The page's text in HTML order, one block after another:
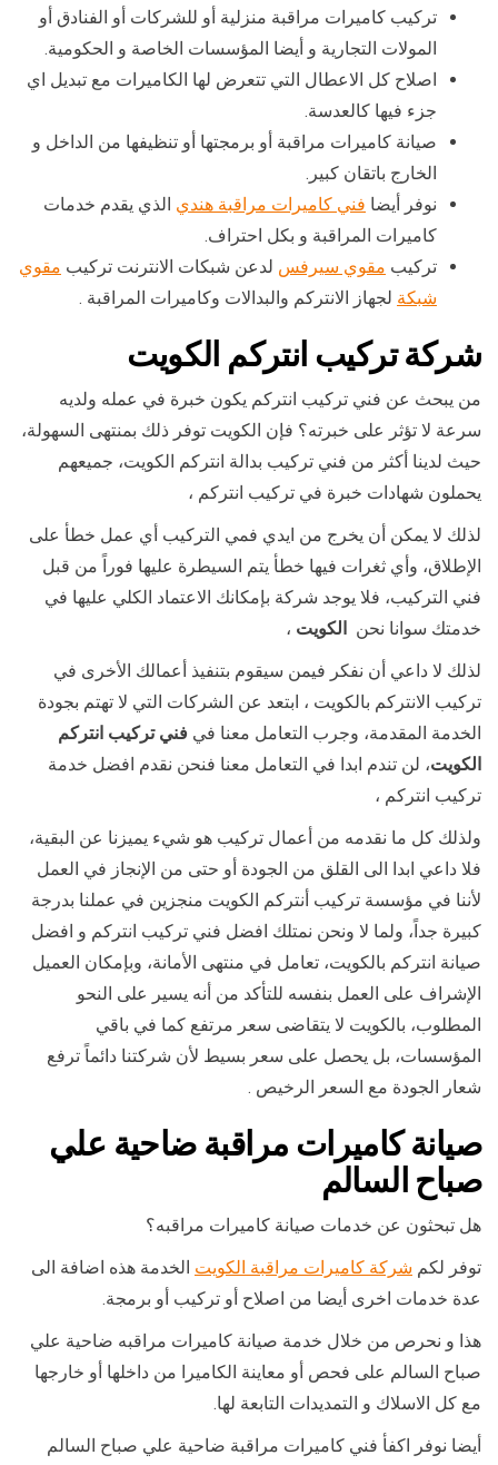
تركيب كاميرات مراقبة منزلية أو للشركات أو الفنادق أو
المولات التجارية و أيضا المؤسسات الخاصة و الحكومية.
اصلاح كل الاعطال التي تتعرض لها الكاميرات مع تبديل اي
جزء فيها كالعدسة.
صيانة كاميرات مراقبة أو برمجتها أو تنظيفها من الداخل و
الخارج باتقان كبير.
نوفر أيضا فني كاميرات مراقبة هندي الذي يقدم خدمات
كاميرات المراقبة و بكل احتراف.
تركيب مقوي سيرفس لدعن شبكات الانترنت تركيب مقوي
شبكة لجهاز الانتركم والبدالات وكاميرات المراقبة .
شركة تركيب انتركم الكويت
من يبحث عن فني تركيب انتركم يكون خبرة في عمله ولديه
سرعة لا تؤثر على خبرته؟ فإن الكويت توفر ذلك بمنتهى السهولة،
حيث لدينا أكثر من فني تركيب بدالة انتركم الكويت، جميعهم
يحملون شهادات خبرة في تركيب انتركم ،
لذلك لا يمكن أن يخرج من ايدي فمي التركيب أي عمل خطأ على
الإطلاق، وأي ثغرات فيها خطأ يتم السيطرة عليها فوراً من قبل
فني التركيب، فلا يوجد شركة بإمكانك الاعتماد الكلي عليها في
خدمتك سوانا نحن الكويت ،
لذلك لا داعي أن نفكر فيمن سيقوم بتنفيذ أعمالك الأخرى في
تركيب الانتركم بالكويت ، ابتعد عن الشركات التي لا تهتم بجودة
الخدمة المقدمة، وجرب التعامل معنا في فني تركيب انتركم
الكويت، لن تندم ابدا في التعامل معنا فنحن نقدم افضل خدمة
تركيب انتركم ،
ولذلك كل ما نقدمه من أعمال تركيب هو شيء يميزنا عن البقية،
فلا داعي ابدا الى القلق من الجودة أو حتى من الإنجاز في العمل
لأننا في مؤسسة تركيب أنتركم الكويت منجزين في عملنا بدرجة
كبيرة جداً، ولما لا ونحن نمتلك افضل فني تركيب انتركم و افضل
صيانة انتركم بالكويت، تعامل في منتهى الأمانة، وبإمكان العميل
الإشراف على العمل بنفسه للتأكد من أنه يسير على النحو
المطلوب، بالكويت لا يتقاضى سعر مرتفع كما في باقي
المؤسسات، بل يحصل على سعر بسيط لأن شركتنا دائماً ترفع
شعار الجودة مع السعر الرخيص .
صيانة كاميرات مراقبة ضاحية علي
صباح السالم
هل تبحثون عن خدمات صيانة كاميرات مراقبه؟
توفر لكم شركة كاميرات مراقبة الكويت الخدمة هذه اضافة الى
عدة خدمات اخرى أيضا من اصلاح أو تركيب أو برمجة.
هذا و نحرص من خلال خدمة صيانة كاميرات مراقبه ضاحية علي
صباح السالم على فحص أو معاينة الكاميرا من داخلها أو خارجها
مع كل الاسلاك و التمديدات التابعة لها.
أيضا نوفر اكفأ فني كاميرات مراقبة ضاحية علي صباح السالم